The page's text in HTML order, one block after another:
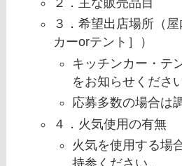
３．希望出店場所（
カーorテント］）
キッチンカー・テ
をお知らせください
応募多数の場合は
４．火気使用の有無
火気を使用する場